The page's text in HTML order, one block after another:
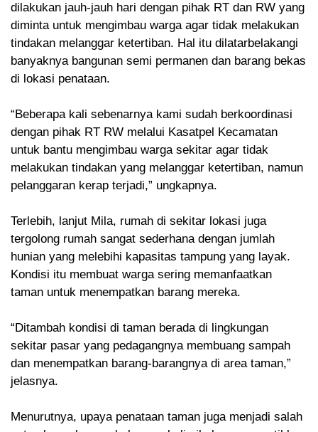
dilakukan jauh-jauh hari dengan pihak RT dan RW yang
diminta untuk mengimbau warga agar tidak melakukan
tindakan melanggar ketertiban. Hal itu dilatarbelakangi
banyaknya bangunan semi permanen dan barang bekas
di lokasi penataan.
“Beberapa kali sebenarnya kami sudah berkoordinasi
dengan pihak RT RW melalui Kasatpel Kecamatan
untuk bantu mengimbau warga sekitar agar tidak
melakukan tindakan yang melanggar ketertiban, namun
pelanggaran kerap terjadi,” ungkapnya.
Terlebih, lanjut Mila, rumah di sekitar lokasi juga
tergolong rumah sangat sederhana dengan jumlah
hunian yang melebihi kapasitas tampung yang layak.
Kondisi itu membuat warga sering memanfaatkan
taman untuk menempatkan barang mereka.
“Ditambah kondisi di taman berada di lingkungan
sekitar pasar yang pedagangnya membuang sampah
dan menempatkan barang-barangnya di area taman,”
jelasnya.
Menurutnya, upaya penataan taman juga menjadi salah